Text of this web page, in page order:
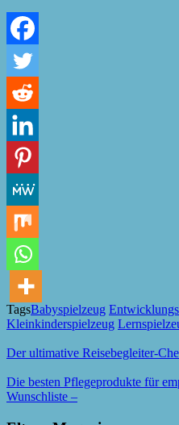
TagsBabyspielzeug
Kleinkinderspielzeug
Der ultimative Reisebegleiter-
Die besten Pflegeprodukte für
Wunschliste –